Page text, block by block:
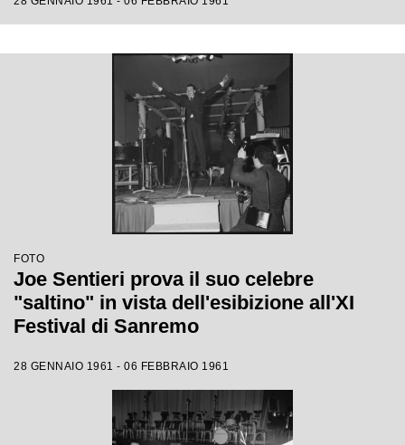
FOTO
Joe Sentieri prova il suo celebre
"saltino" in vista dell'esibizione all'XI
Festival di Sanremo
28 GENNAIO 1961 - 06 FEBBRAIO 1961